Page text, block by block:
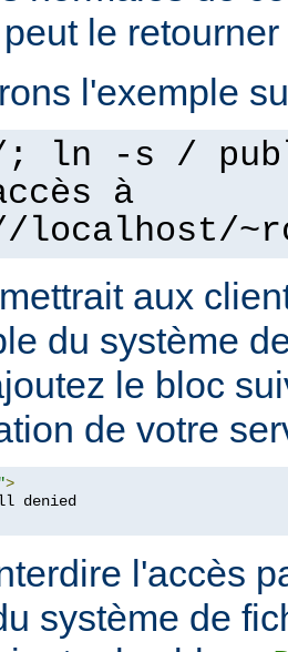
le
l'exemple
; ln -s /
à
localhost/
aux
du système
le bloc
de votre
>
l'accès
système de